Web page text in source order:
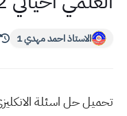
الاستاذ احمد مهدي 1